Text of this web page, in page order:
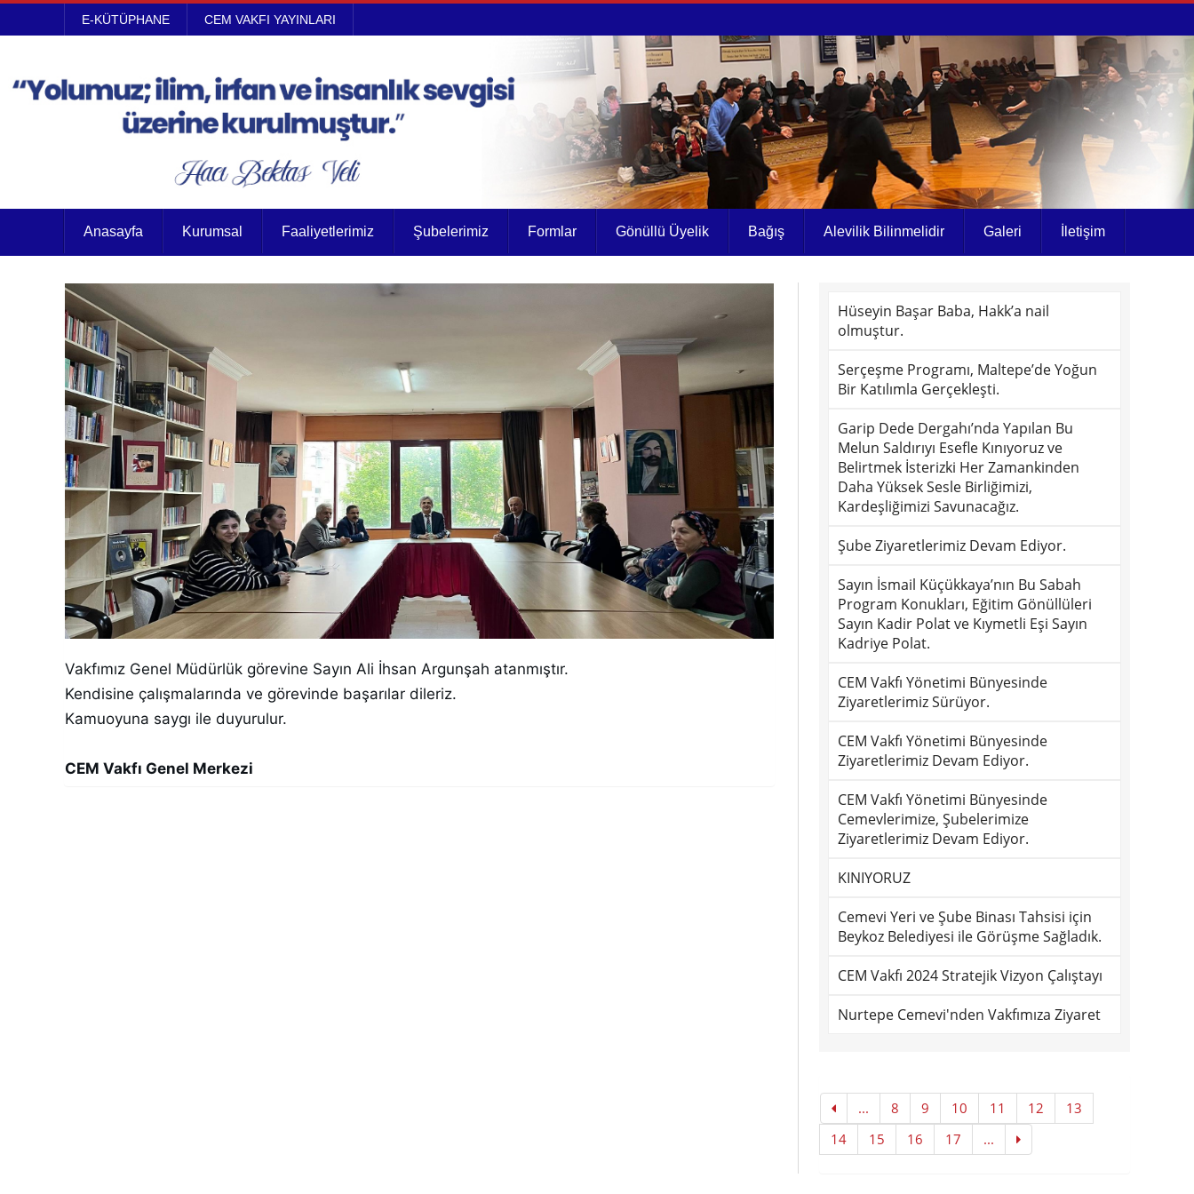
E-KÜTÜPHANE CEM VAKFI YAYINLARI
Anasayfa Kurumsal Faaliyetlerimiz Şubelerimiz Formlar Gönüllü Üyelik Bağış Alevilik Bilinmelidir Galeri İletişim
Vakfımız Genel Müdürlük görevine Sayın Ali İhsan Argunşah atanmıştır.
Kendisine çalışmalarında ve görevinde başarılar dileriz.
Kamuoyuna saygı ile duyurulur.
CEM Vakfı Genel Merkezi
Hüseyin Başar Baba, Hakk’a nail
olmuştur.
Serçeşme Programı, Maltepe’de Yoğun
Bir Katılımla Gerçekleşti.
Garip Dede Dergahı’nda Yapılan Bu
Melun Saldırıyı Esefle Kınıyoruz ve
Belirtmek İsterizki Her Zamankinden
Daha Yüksek Sesle Birliğimizi,
Kardeşliğimizi Savunacağız.
Şube Ziyaretlerimiz Devam Ediyor.
Sayın İsmail Küçükkaya’nın Bu Sabah
Program Konukları, Eğitim Gönüllüleri
Sayın Kadir Polat ve Kıymetli Eşi Sayın
Kadriye Polat.
CEM Vakfı Yönetimi Bünyesinde
Ziyaretlerimiz Sürüyor.
CEM Vakfı Yönetimi Bünyesinde
Ziyaretlerimiz Devam Ediyor.
CEM Vakfı Yönetimi Bünyesinde
Cemevlerimize, Şubelerimize
Ziyaretlerimiz Devam Ediyor.
KINIYORUZ
Cemevi Yeri ve Şube Binası Tahsisi için
Beykoz Belediyesi ile Görüşme Sağladık.
CEM Vakfı 2024 Stratejik Vizyon Çalıştayı
Nurtepe Cemevi'nden Vakfımıza Ziyaret
... 8 9 10 11 12
13
14
15 16 17 ...